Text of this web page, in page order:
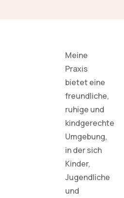
Meine
Praxis
bietet eine
freundliche,
ruhige und
kindgerechte
Umgebung,
in der sich
Kinder,
Jugendliche
und